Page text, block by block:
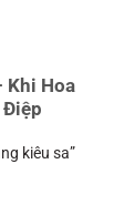
Khi Hoa
Điệp
kiêu sa”